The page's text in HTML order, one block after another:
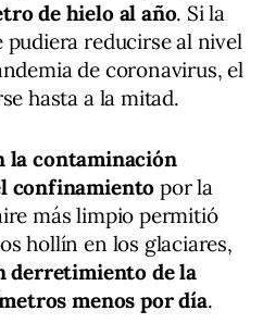
de hielo al año. Si la
reducirse al nivel
de coronavirus, el
hasta a la mitad.
la contaminación
confinamiento por la
más limpio permitió
hollín en los glaciares,
derretimiento de la
menos por día.